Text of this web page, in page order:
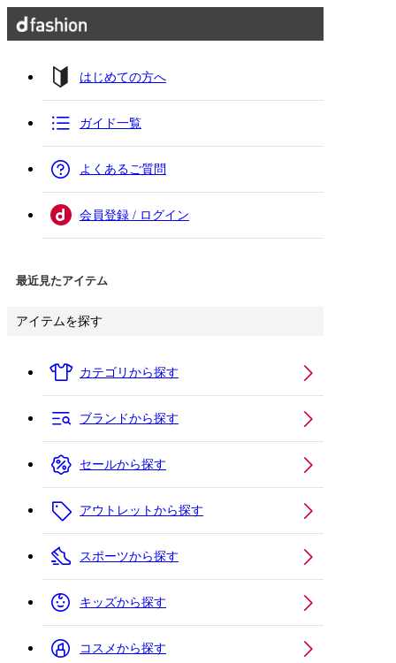
はじめての方へ
ガイド一覧
よくあるご質問
会員登録 / ログイン
最近見たアイテム
アイテムを探す
カテゴリから探す
ブランドから探す
セールから探す
アウトレットから探す
スポーツから探す
キッズから探す
コスメから探す